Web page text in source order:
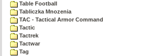
Table Football
Tabliczka Mnozenia
TAC - Tactical Armor Command
Tactic
Tactrek
Tactwar
Tag